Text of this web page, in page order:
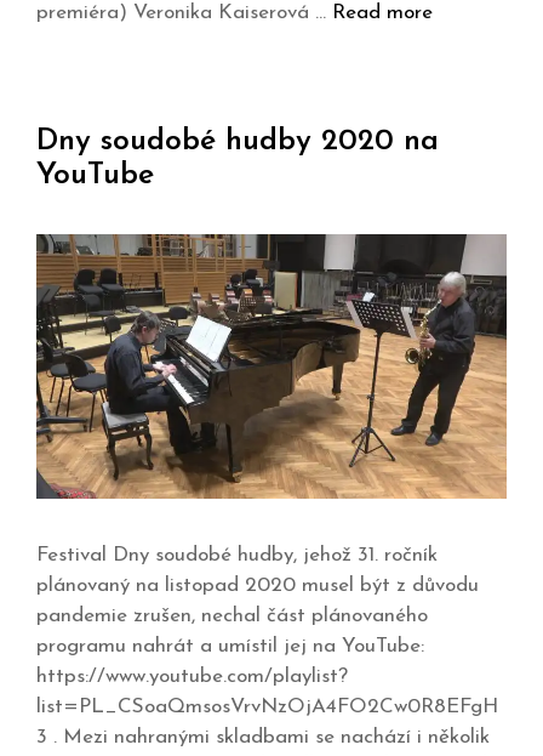
premiéra) Veronika Kaiserová … Read more
Dny soudobé hudby 2020 na
YouTube
Festival Dny soudobé hudby, jehož 31. ročník
plánovaný na listopad 2020 musel být z důvodu
pandemie zrušen, nechal část plánovaného
programu nahrát a umístil jej na YouTube:
https://www.youtube.com/playlist?
list=PL_CSoaQmsosVrvNzOjA4FO2Cw0R8EFgH
3 . Mezi nahranými skladbami se nachází i několik